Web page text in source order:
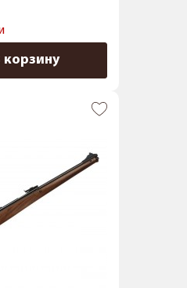
корзину